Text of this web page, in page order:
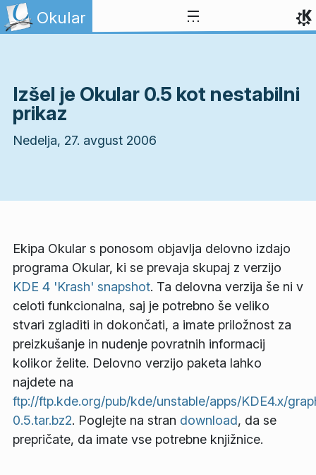
Preskoči na vsebino
Okular
Izšel je Okular 0.5 kot nestabilni
prikaz
Nedelja, 27. avgust 2006
Ekipa Okular s ponosom objavlja delovno izdajo
programa Okular, ki se prevaja skupaj z verzijo
KDE 4 'Krash' snapshot. Ta delovna verzija še ni v
celoti funkcionalna, saj je potrebno še veliko
stvari zgladiti in dokončati, a imate priložnost za
preizkušanje in nudenje povratnih informacij
kolikor želite. Delovno verzijo paketa lahko
najdete na
ftp://ftp.kde.org/pub/kde/unstable/apps/KDE4.x/
0.5.tar.bz2. Poglejte na stran download, da se
prepričate, da imate vse potrebne knjižnice.